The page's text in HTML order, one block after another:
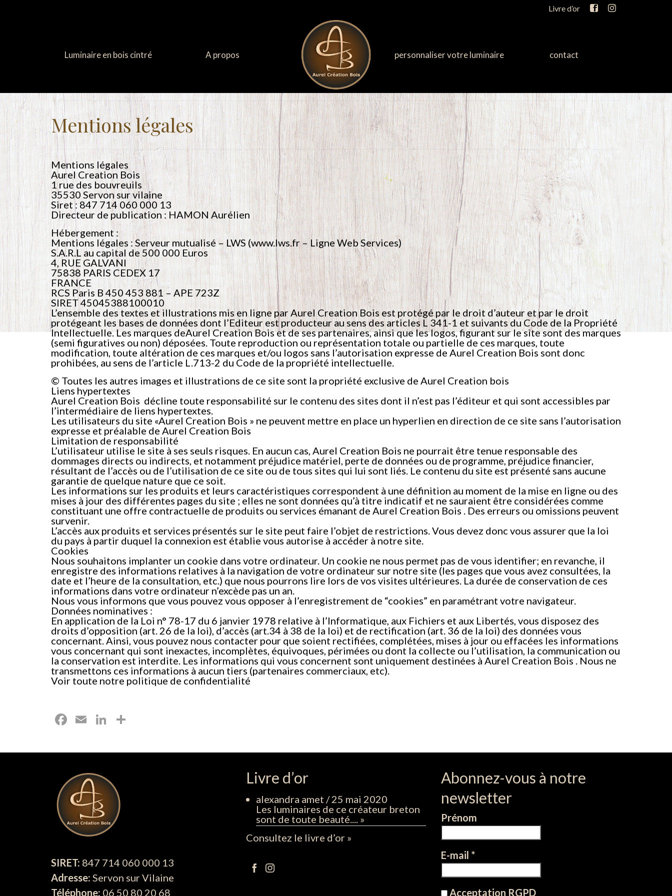
Livre d’or
Luminaire en bois cintré A propos personnaliser votre luminaire contact
Mentions légales
Mentions légales
Aurel Creation Bois
1 rue des bouvreuils
35530 Servon sur vilaine
Siret : 847 714 060 000 13
Directeur de publication : HAMON Aurélien
Hébergement :
Mentions légales : Serveur mutualisé – LWS (www.lws.fr – Ligne Web Services)
S.A.R.L au capital de 500 000 Euros
4, RUE GALVANI
75838 PARIS CEDEX 17
FRANCE
RCS Paris B 450 453 881 – APE 723Z
SIRET 45045388100010
L’ensemble des textes et illustrations mis en ligne par Aurel Creation Bois est protégé par le droit d’auteur et par le droit
protégeant les bases de données dont l’Editeur est producteur au sens des articles L 341-1 et suivants du Code de la Propriété
Intellectuelle. Les marques deAurel Creation Bois et de ses partenaires, ainsi que les logos, figurant sur le site sont des marques
(semi figuratives ou non) déposées. Toute reproduction ou représentation totale ou partielle de ces marques, toute
modification, toute altération de ces marques et/ou logos sans l’autorisation expresse de Aurel Creation Bois sont donc
prohibées, au sens de l’article L.713-2 du Code de la propriété intellectuelle.
© Toutes les autres images et illustrations de ce site sont la propriété exclusive de Aurel Creation bois
Liens hypertextes
Aurel Creation Bois décline toute responsabilité sur le contenu des sites dont il n’est pas l’éditeur et qui sont accessibles par
l’intermédiaire de liens hypertextes.
Les utilisateurs du site «Aurel Creation Bois » ne peuvent mettre en place un hyperlien en direction de ce site sans l’autorisation
expresse et préalable de Aurel Creation Bois
Limitation de responsabilité
L’utilisateur utilise le site à ses seuls risques. En aucun cas, Aurel Creation Bois ne pourrait être tenue responsable des
dommages directs ou indirects, et notamment préjudice matériel, perte de données ou de programme, préjudice financier,
résultant de l’accès ou de l’utilisation de ce site ou de tous sites qui lui sont liés. Le contenu du site est présenté sans aucune
garantie de quelque nature que ce soit.
Les informations sur les produits et leurs caractéristiques correspondent à une définition au moment de la mise en ligne ou des
mises à jour des différentes pages du site ; elles ne sont données qu’à titre indicatif et ne sauraient être considérées comme
constituant une offre contractuelle de produits ou services émanant de Aurel Creation Bois . Des erreurs ou omissions peuvent
survenir.
L’accès aux produits et services présentés sur le site peut faire l’objet de restrictions. Vous devez donc vous assurer que la loi
du pays à partir duquel la connexion est établie vous autorise à accéder à notre site.
Cookies
Nous souhaitons implanter un cookie dans votre ordinateur. Un cookie ne nous permet pas de vous identifier; en revanche, il
enregistre des informations relatives à la navigation de votre ordinateur sur notre site (les pages que vous avez consultées, la
date et l’heure de la consultation, etc.) que nous pourrons lire lors de vos visites ultérieures. La durée de conservation de ces
informations dans votre ordinateur n’excède pas un an.
Nous vous informons que vous pouvez vous opposer à l’enregistrement de “cookies” en paramétrant votre navigateur.
Données nominatives :
En application de la Loi n° 78-17 du 6 janvier 1978 relative à l’Informatique, aux Fichiers et aux Libertés, vous disposez des
droits d’opposition (art. 26 de la loi), d’accès (art.34 à 38 de la loi) et de rectification (art. 36 de la loi) des données vous
concernant. Ainsi, vous pouvez nous contacter pour que soient rectifiées, complétées, mises à jour ou effacées les informations
vous concernant qui sont inexactes, incomplètes, équivoques, périmées ou dont la collecte ou l’utilisation, la communication ou
la conservation est interdite. Les informations qui vous concernent sont uniquement destinées à Aurel Creation Bois . Nous ne
transmettons ces informations à aucun tiers (partenaires commerciaux, etc).
Voir toute notre politique de confidentialité
Facebook
EmailLinkedIn
SIRET: 847 714 060 000 13
Adresse: Servon sur Vilaine
Téléphone: 06 50 80 20 68
Livre d’or
alexandra amet /25 mai 2020
Les luminaires de ce créateur breton
sont de toute beauté.... »
Consultez le livre d’or »
Abonnez-vous à notre
newsletter
Prénom
E-mail *
Acceptation RGPD